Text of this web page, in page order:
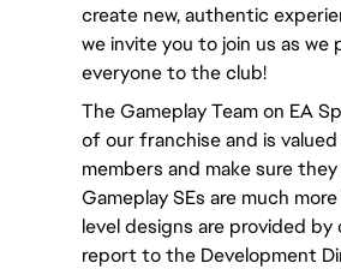
create new, authentic
we invite you to join us as
everyone to the club!
The Gameplay Team on EA
of our franchise and is
members and make sure
Gameplay SEs are much
level designs are provided
report to the Development